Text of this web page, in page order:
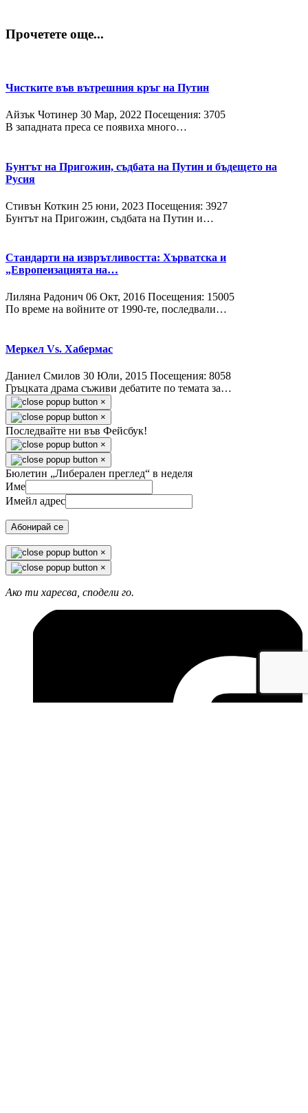
Прочетете още...
Чистките във вътрешния кръг на Путин
Айзък Чотинер 30 Мар, 2022 Посещения: 3705
В западната преса се появиха много…
Бунтът на Пригожин, съдбата на Путин и бъдещето на
Русия
Стивън Коткин 25 юни, 2023 Посещения: 3927
Бунтът на Пригожин, съдбата на Путин и…
Стандарти на изврътливостта: Хърватска и
„Европеизацията на…
Лиляна Радонич 06 Окт, 2016 Посещения: 15005
По време на войните от 1990-те, последвали…
Меркел Vs. Хабермас
Даниел Смилов 30 Юли, 2015 Посещения: 8058
Гръцката драма съживи дебатите по темата за…
×
×
Последвайте ни във Фейсбук!
×
×
Бюлетин „Либерален преглед“ в неделя
Име
Имейл адрес
Абонирай се
×
×
Ако ти харесва, сподели го.